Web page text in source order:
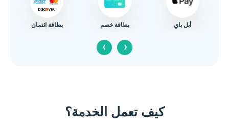
بطاقة ائتمان بطاقة خصم أبل باي
‹ ›
كيف تعمل الخدمة؟